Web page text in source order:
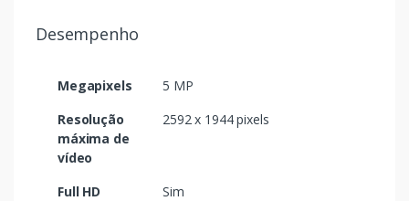
Desempenho
Megapixels
5 MP
Resolução
máxima de
vídeo
2592 x 1944 pixels
Full HD
Sim